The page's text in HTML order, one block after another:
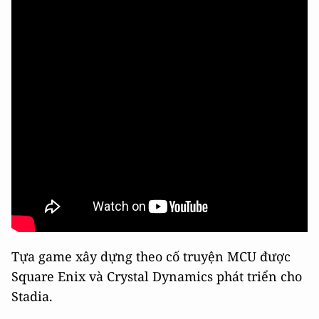
Tựa game xây dựng theo cố truyện MCU được
Square Enix và Crystal Dynamics phát triển cho
Stadia.